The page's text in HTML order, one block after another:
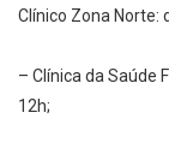
Clínico Zona Norte:
– Clínica da Saúde
12h;